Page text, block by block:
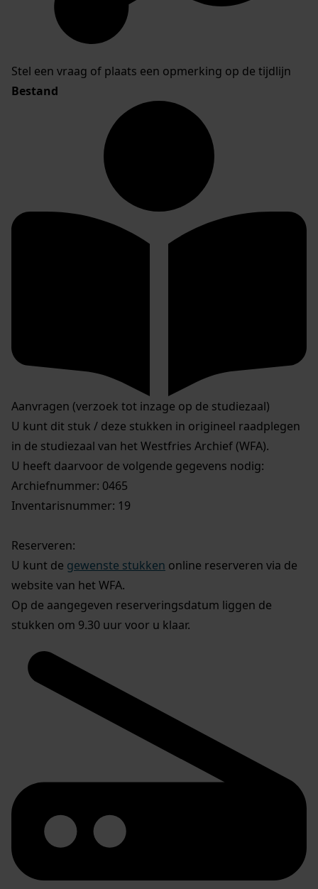
Stel een vraag of plaats een opmerking op de tijdlijn
Bestand
Aanvragen (verzoek tot inzage op de studiezaal)
U kunt dit stuk / deze stukken in origineel raadplegen
in de studiezaal van het Westfries Archief (WFA).
U heeft daarvoor de volgende gegevens nodig:
Archiefnummer: 0465
Inventarisnummer: 19
Reserveren:
U kunt de gewenste stukken online reserveren via de
website van het WFA.
Op de aangegeven reserveringsdatum liggen de
stukken om 9.30 uur voor u klaar.